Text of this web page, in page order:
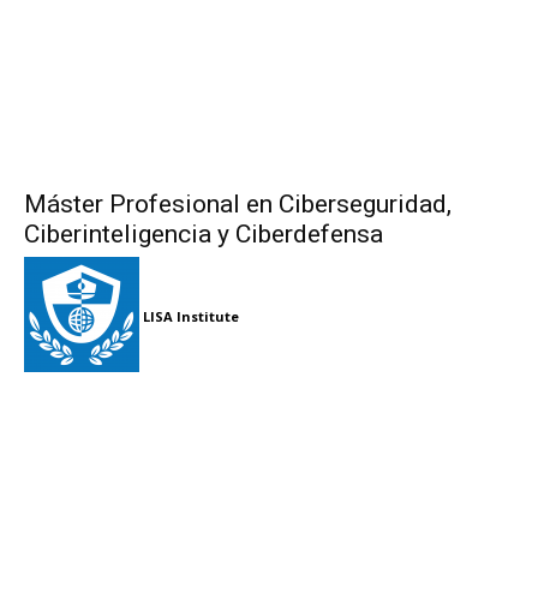
Máster Profesional en Ciberseguridad,
Ciberinteligencia y Ciberdefensa
LISA Institute